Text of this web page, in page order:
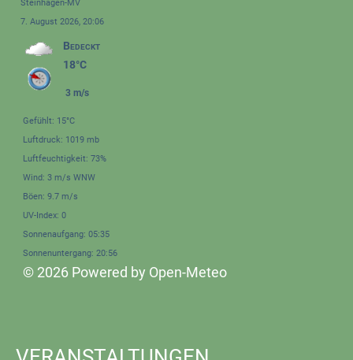
Steinhagen-MV
7. August 2026, 20:06
Bedeckt
18°C
3 m/s
Gefühlt: 15°C
Luftdruck: 1019 mb
Luftfeuchtigkeit: 73%
Wind: 3 m/s WNW
Böen: 9.7 m/s
UV-Index: 0
Sonnenaufgang: 05:35
Sonnenuntergang: 20:56
© 2026 Powered by Open-Meteo